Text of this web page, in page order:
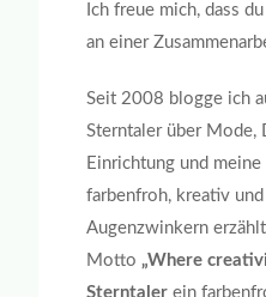
Ich freue mich, dass
an einer
Seit 2008 blogge ich
Sterntaler über Mode,
Einrichtung und
farbenfroh, kreativ
Augenzwinkern
Motto „Where
Sterntaler ein